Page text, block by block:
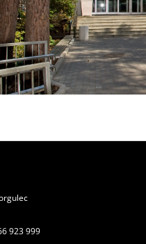
923 999